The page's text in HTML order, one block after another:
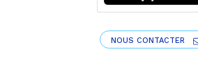
NOUS CONTACTER